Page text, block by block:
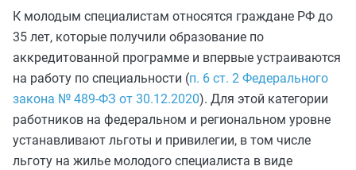
К молодым специалистам относятся граждане РФ до
35 лет, которые получили образование по
аккредитованной программе и впервые устраиваются
на работу по специальности (п. 6 ст. 2 Федерального
закона № 489-ФЗ от 30.12.2020). Для этой категории
работников на федеральном и региональном уровне
устанавливают льготы и привилегии, в том числе
льготу на жилье молодого специалиста в виде